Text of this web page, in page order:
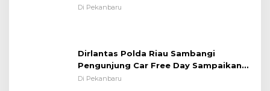
System OMP LK ²024 Polsek Rumbai,
Di Pekanbaru
Dirlantas Polda Riau Sambangi
Pengunjung Car Free Day Sampaikan
Pesan Edukasi Kamtibmas &
Di Pekanbaru